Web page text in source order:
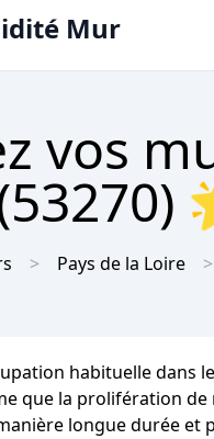
Mur
vos
Pays de la Loire
habituelle dans
que la prolifération
longue durée et